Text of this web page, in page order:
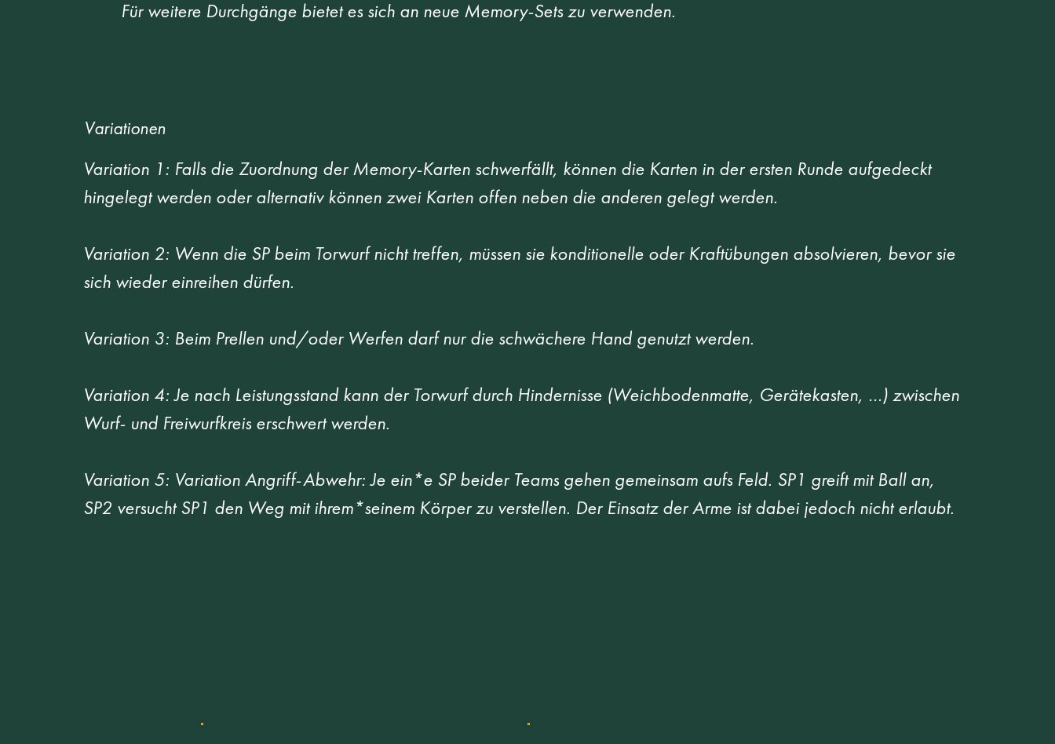
Für weitere Durchgänge bietet es sich an neue Memory-Sets zu verwenden.
Variationen
Variation 1: Falls die Zuordnung der Memory-Karten schwerfällt, können die Karten in der ersten Runde aufgedeckt
hingelegt werden oder alternativ können zwei Karten offen neben die anderen gelegt werden.
Variation 2: Wenn die SP beim Torwurf nicht treffen, müssen sie konditionelle oder Kraftübungen absolvieren, bevor sie
sich wieder einreihen dürfen.
Variation 3: Beim Prellen und/oder Werfen darf nur die schwächere Hand genutzt werden.
Variation 4: Je nach Leistungsstand kann der Torwurf durch Hindernisse (Weichbodenmatte, Gerätekasten, …) zwischen
Wurf- und Freiwurfkreis erschwert werden.
Variation 5: Variation Angriff-Abwehr: Je ein*e SP beider Teams gehen gemeinsam aufs Feld. SP1 greift mit Ball an,
SP2 versucht SP1 den Weg mit ihrem*seinem Körper zu verstellen. Der Einsatz der Arme ist dabei jedoch nicht erlaubt.